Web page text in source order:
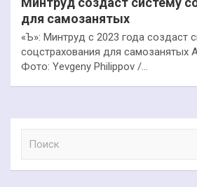
для самозанятых
«Ъ»: Минтруд с 2023 года создаст
соцстрахования для самозанятых
Фото: Yevgeny Philippov /…